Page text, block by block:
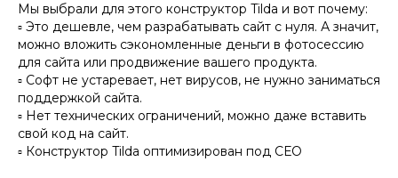
Мы выбрали для этого конструктор Tilda и вот почему:
▫️ Это дешевле, чем разрабатывать сайт с нуля. А значит,
можно вложить сэкономленные деньги в фотосессию
для сайта или продвижение вашего продукта.
▫️ Софт не устаревает, нет вирусов, не нужно заниматься
поддержкой сайта.
▫️ Нет технических ограничений, можно даже вставить
свой код на сайт.
▫️ Конструктор Tilda оптимизирован под СЕО